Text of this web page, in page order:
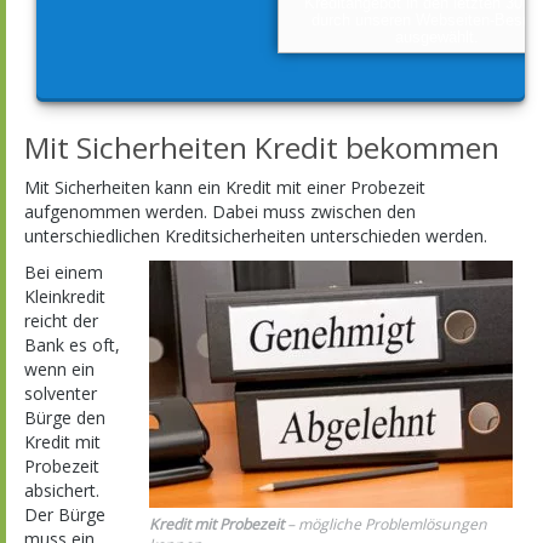
Mit Sicherheiten Kredit bekommen
Mit Sicherheiten kann ein Kredit mit einer Probezeit
aufgenommen werden. Dabei muss zwischen den
unterschiedlichen Kreditsicherheiten unterschieden werden.
Kredit mit Probezeit– mögliche Problemlösungen
Bei einem
Kleinkredit
reicht der
Bank es oft,
wenn ein
solventer
Bürge den
Kredit mit
Probezeit
absichert.
Der Bürge